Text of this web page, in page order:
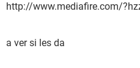
http://www.mediafire.com/
a ver si les da